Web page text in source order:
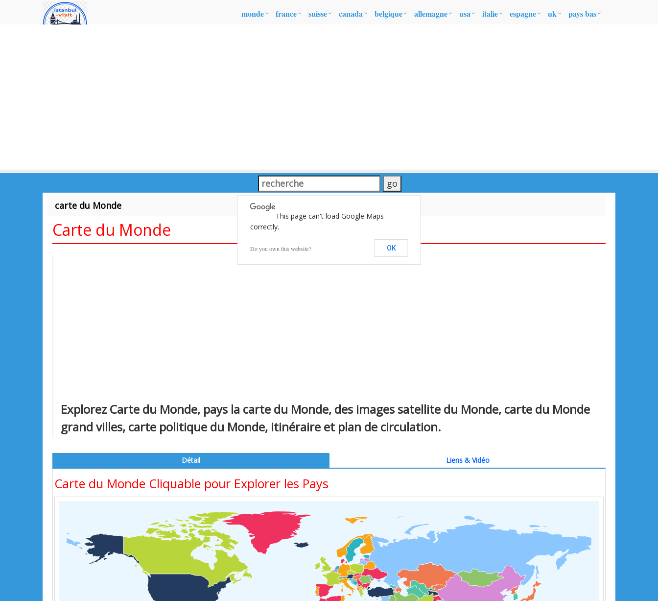
monde france suisse canada belgique allemagne usa italie espagne uk pays bas
carte du Monde
Carte du Monde
Explorez Carte du Monde, pays la carte du Monde, des images satellite du Monde, carte du Monde
grand villes, carte politique du Monde, itinéraire et plan de circulation.
Détail Liens & Vidéo
Carte du Monde Cliquable pour Explorer les Pays
This page can't load Google Maps
correctly.
Do you own this website? OK